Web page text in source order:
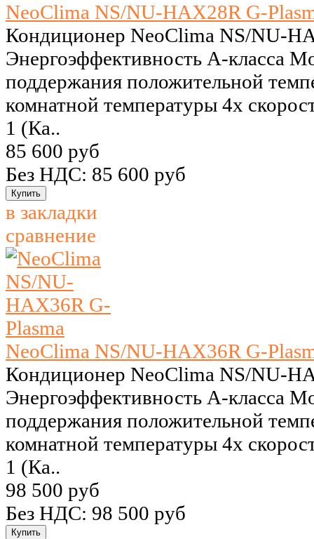
NeoClima NS/NU-HAX28R G-
Кондиционер NeoClima NS/NU-
Энергоэффективность А-класса
поддержания положительной
комнатной температуры 4х
1 (Ка..
85 600 руб
Без НДС: 85 600 руб
в закладки
сравнение
NeoClima NS/NU-HAX36R G-
Кондиционер NeoClima NS/NU-
Энергоэффективность А-класса
поддержания положительной
комнатной температуры 4х
1 (Ка..
98 500 руб
Без НДС: 98 500 руб